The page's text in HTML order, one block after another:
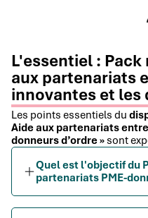
L'essentiel :
aux partenariats
innovantes et
Les points essentiels du
Aide aux partenariats
donneurs d’ordre » sont
Quel est l'objectif du
partenariats PME-